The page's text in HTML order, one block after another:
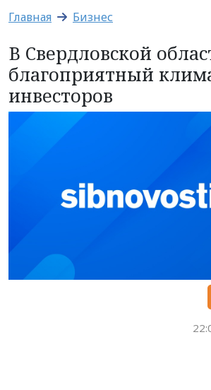
Главная Бизнес
В Свердловской
благоприятный
инвесторов